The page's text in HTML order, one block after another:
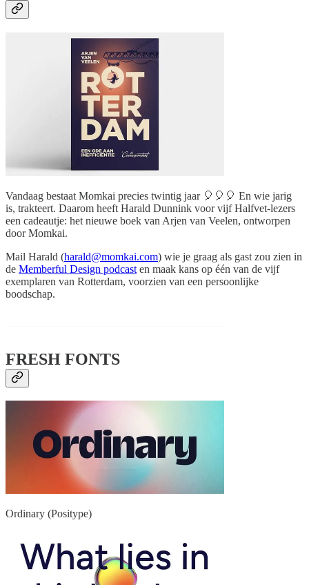
Vandaag bestaat Momkai precies twintig jaar 🎈🎈🎈 En wie jarig
is, trakteert. Daarom heeft Harald Dunnink voor vijf Halfvet-lezers
een cadeautje: het nieuwe boek van Arjen van Veelen, ontworpen
door Momkai.
Mail Harald (harald@momkai.com) wie je graag als gast zou zien in
de Memberful Design podcast en maak kans op één van de vijf
exemplaren van Rotterdam, voorzien van een persoonlijke
boodschap.
FRESH FONTS
Ordinary (Positype)